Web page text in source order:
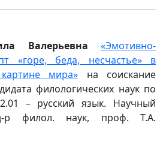
Валерьевна
«Эмотивно-
«горе, беда, несчастье» в
мира» на соискание
филологических наук по
– русский язык. Научный
р филол. наук, проф. Т.А.